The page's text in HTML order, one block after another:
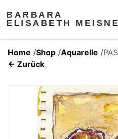
BARBARA
ELISABETH
Home /Shop /Aquarelle /
← Zurück